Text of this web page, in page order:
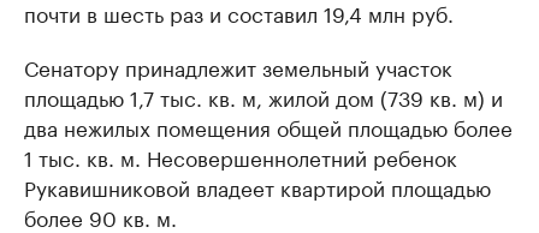
почти в шесть раз и составил 19,4 млн руб.
Сенатору принадлежит земельный участок
площадью 1,7 тыс. кв. м, жилой дом (739 кв. м) и
два нежилых помещения общей площадью более
1 тыс. кв. м. Несовершеннолетний ребенок
Рукавишниковой владеет квартирой площадью
более 90 кв. м.